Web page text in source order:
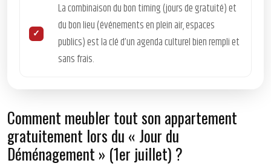
La combinaison du bon timing (jours de gratuité) et
du bon lieu (événements en plein air, espaces
publics) est la clé d’un agenda culturel bien rempli et
sans frais.
Comment meubler tout son appartement
gratuitement lors du « Jour du
Déménagement » (1er juillet) ?